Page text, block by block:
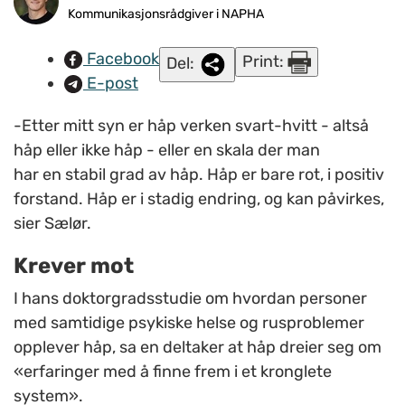
Fleiner/napha.noKommunikasjonsrådgiver i NAPHA
Facebook
E-post
Del: Print:
-Etter mitt syn er håp verken svart-hvitt - altså
håp eller ikke håp - eller en skala der man
har en stabil grad av håp. Håp er bare rot, i positiv
forstand. Håp er i stadig endring, og kan påvirkes,
sier Sælør.
Krever mot
I hans doktorgradsstudie om hvordan personer
med samtidige psykiske helse og rusproblemer
opplever håp, sa en deltaker at håp dreier seg om
«erfaringer med å finne frem i et kronglete
system».